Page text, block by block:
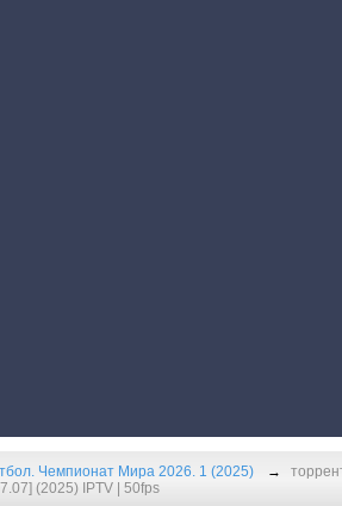
Чемпионат Мира 2026. 1 (2025)
(2025) IPTV | 50fps